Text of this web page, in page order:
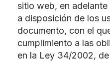
sitio web, en adelante
a disposición de los
documento, con el
cumplimiento a las
en la Ley 34/2002, de